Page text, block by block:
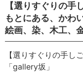
【選りすぐりの
もとにある、かわ
絵画、染、木工、
【選りすぐりの手しご
「gallery坂」